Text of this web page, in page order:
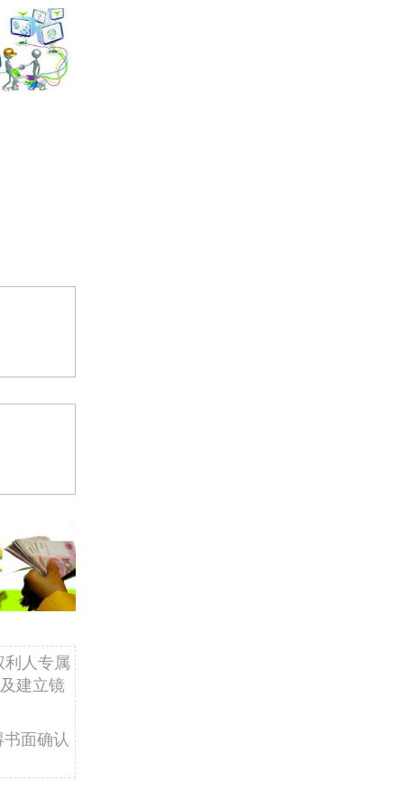
人专属
建立镜
书面确认